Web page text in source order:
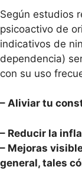
Según estudios
psicoactivo de
indicativos de
dependencia)
con su uso
– Aliviar tu
– Reducir la
– Mejoras
general, tales